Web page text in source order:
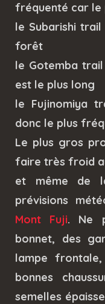
fréquenté car le
le Subarishi
forêt
le Gotemba
est le plus long
le Fujinomiya
donc le plus
Le plus gros
faire très froid
et même de
prévisions
Mont Fuji. Ne
bonnet, des
lampe
bonnes
semelles